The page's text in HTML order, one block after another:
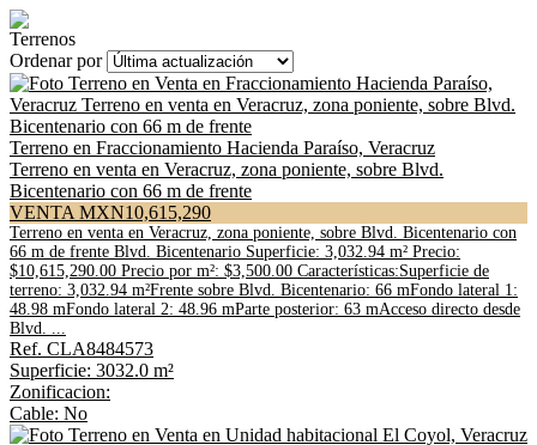
Terrenos
Ordenar por
Terreno en Fraccionamiento Hacienda Paraíso, Veracruz
Terreno en venta en Veracruz, zona poniente, sobre Blvd.
Bicentenario con 66 m de frente
VENTA MXN10,615,290
Terreno en venta en Veracruz, zona poniente, sobre Blvd. Bicentenario con
66 m de frente Blvd. Bicentenario Superficie: 3,032.94 m² Precio:
$10,615,290.00 Precio por m²: $3,500.00 Características:Superficie de
terreno: 3,032.94 m²Frente sobre Blvd. Bicentenario: 66 mFondo lateral 1:
48.98 mFondo lateral 2: 48.96 mParte posterior: 63 mAcceso directo desde
Blvd. ...
Ref. CLA8484573
Superficie: 3032.0 m²
Zonificacion:
Cable: No